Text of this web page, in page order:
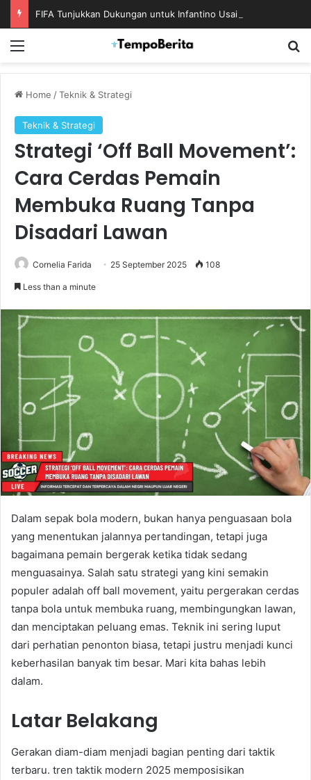
Home /Teknik & Strategi
Teknik & Strategi
Strategi ‘Off Ball Movement’:
Cara Cerdas Pemain
Membuka Ruang Tanpa
Disadari Lawan
Cornelia Farida 25 September 2025 108
Less than a minute
Dalam sepak bola modern, bukan hanya penguasaan bola
yang menentukan jalannya pertandingan, tetapi juga
bagaimana pemain bergerak ketika tidak sedang
menguasainya. Salah satu strategi yang kini semakin
populer adalah off ball movement, yaitu pergerakan cerdas
tanpa bola untuk membuka ruang, membingungkan lawan,
dan menciptakan peluang emas. Teknik ini sering luput
dari perhatian penonton biasa, tetapi justru menjadi kunci
keberhasilan banyak tim besar. Mari kita bahas lebih
dalam.
Latar Belakang
Gerakan diam-diam menjadi bagian penting dari taktik
terbaru. tren taktik modern 2025 memposisikan